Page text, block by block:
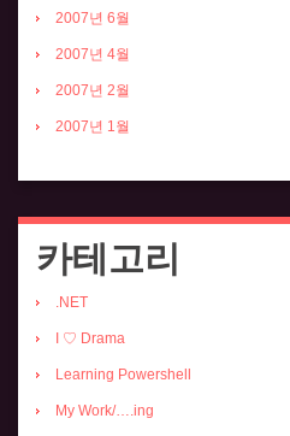
2007년 6월
2007년 4월
2007년 2월
2007년 1월
카테고리
.NET
I ♡ Drama
Learning Powershell
My Work/….ing